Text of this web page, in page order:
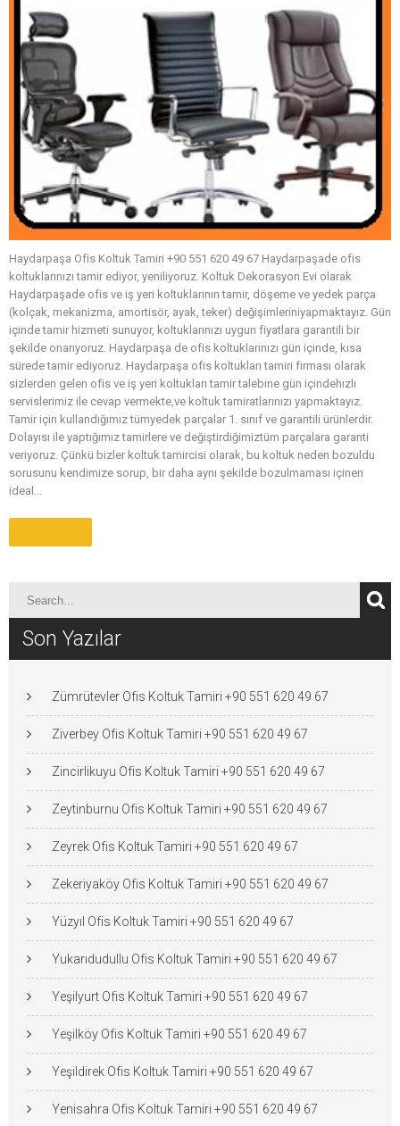
Haydarpaşa Ofis Koltuk Tamiri +90 551 620 49 67 Haydarpaşade ofis
koltuklarınızı tamir ediyor, yeniliyoruz. Koltuk Dekorasyon Evi olarak
Haydarpaşade ofis ve iş yeri koltuklarının tamir, döşeme ve yedek parça
(kolçak, mekanizma, amortisör, ayak, teker) değişimleriniyapmaktayız. Gün
içinde tamir hizmeti sunuyor, koltuklarınızı uygun fiyatlara garantili bir
şekilde onarıyoruz. Haydarpaşa de ofis koltuklarınızı gün içinde, kısa
sürede tamir ediyoruz. Haydarpaşa ofis koltukları tamiri firması olarak
sizlerden gelen ofis ve iş yeri koltukları tamir talebine gün içindehızlı
servislerimiz ile cevap vermekte,ve koltuk tamiratlarınızı yapmaktayız.
Tamir için kullandığımız tümyedek parçalar 1. sınıf ve garantili ürünlerdir.
Dolayısı ile yaptığımız tamirlere ve değiştirdiğimiztüm parçalara garanti
veriyoruz. Çünkü bizler koltuk tamircisi olarak, bu koltuk neden bozuldu
sorusunu kendimize sorup, bir daha aynı şekilde bozulmaması içinen
ideal...
Son Yazılar
Zümrütevler Ofis Koltuk Tamiri +90 551 620 49 67
Ziverbey Ofis Koltuk Tamiri +90 551 620 49 67
Zincirlikuyu Ofis Koltuk Tamiri +90 551 620 49 67
Zeytinburnu Ofis Koltuk Tamiri +90 551 620 49 67
Zeyrek Ofis Koltuk Tamiri +90 551 620 49 67
Zekeriyaköy Ofis Koltuk Tamiri +90 551 620 49 67
Yüzyıl Ofis Koltuk Tamiri +90 551 620 49 67
Yukarıdudullu Ofis Koltuk Tamiri +90 551 620 49 67
Yeşilyurt Ofis Koltuk Tamiri +90 551 620 49 67
Yeşilköy Ofis Koltuk Tamiri +90 551 620 49 67
Yeşildirek Ofis Koltuk Tamiri +90 551 620 49 67
Yenisahra Ofis Koltuk Tamiri +90 551 620 49 67